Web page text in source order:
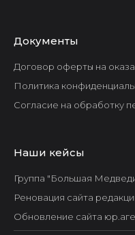
Документы
Договор оферты на
Политика
Согласие на обработку
Наши кейсы
Группа "Большая
Реновация сайта
Обновление сайта